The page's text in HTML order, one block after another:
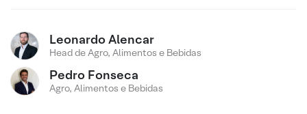
Leonardo Alencar
Head de Agro, Alimentos e Bebidas
Pedro Fonseca
Agro, Alimentos e Bebidas